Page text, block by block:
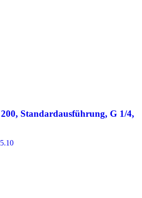
Standardausführung, G 1/4,
Preisspanne: